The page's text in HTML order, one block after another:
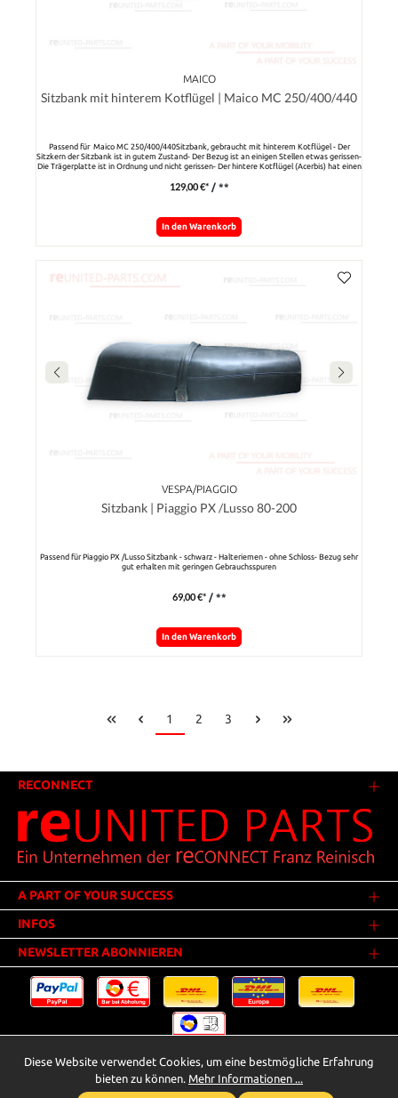
MAICO
Sitzbank mit hinterem Kotflügel | Maico MC 250/400/440
Passend für Maico MC 250/400/440Sitzbank, gebraucht mit hinterem Kotflügel - Der
Sitzkern der Sitzbank ist in gutem Zustand- Der Bezug ist an einigen Stellen etwas gerissen-
Die Trägerplatte ist in Ordnung und nicht gerissen- Der hintere Kotflügel (Acerbis) hat einen
129,00 €* / **
In den Warenkorb
VESPA/PIAGGIO
Sitzbank | Piaggio PX /Lusso 80-200
Passend für Piaggio PX /Lusso Sitzbank - schwarz - Halteriemen - ohne Schloss- Bezug sehr
gut erhalten mit geringen Gebrauchsspuren
69,00 €* / **
In den Warenkorb
1 2 3
RECONNECT
A PART OF YOUR SUCCESS
INFOS
NEWSLETTER ABONNIEREN
* Alle Preise inkl. gesetzl. Mehrwertsteuer zzgl.Versandkosten
Innerhalb Deutschlands - Versandkostenfrei ab 25,00 Euro Warenwert.
Diese Website verwendet Cookies, um eine bestmögliche Erfahrung
bieten zu können. Mehr Informationen ...